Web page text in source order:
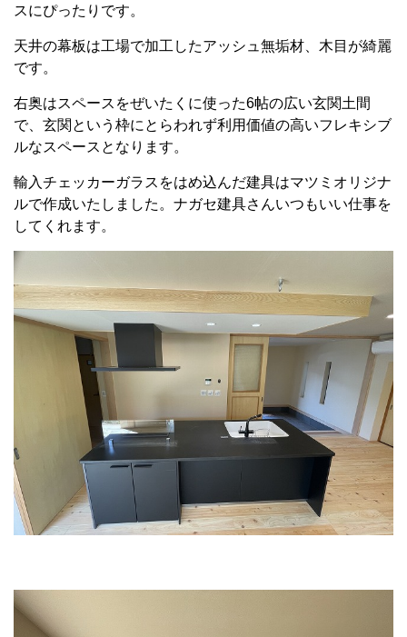
スにぴったりです。
天井の幕板は工場で加工したアッシュ無垢材、木目が綺麗
です。
右奥はスペースをぜいたくに使った6帖の広い玄関土間
で、玄関という枠にとらわれず利用価値の高いフレキシブ
ルなスペースとなります。
輸入チェッカーガラスをはめ込んだ建具はマツミオリジナ
ルで作成いたしました。ナガセ建具さんいつもいい仕事を
してくれます。